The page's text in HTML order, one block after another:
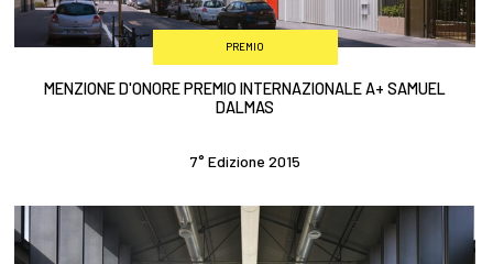
PREMIO
MENZIONE D'ONORE PREMIO INTERNAZIONALE A+ SAMUEL
DALMAS
7° Edizione 2015